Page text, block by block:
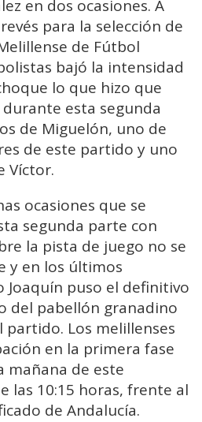
en dos ocasiones. A
para la selección de
de Fútbol
bajó la intensidad
lo que hizo que
esta segunda
de Miguelón, uno de
de este partido y uno
Víctor.
ocasiones que se
segunda parte con
la pista de juego no se
y en los últimos
Joaquín puso el definitivo
del pabellón granadino
Los melillenses
en la primera fase
mañana de este
las 10:15 horas, frente al
de Andalucía.